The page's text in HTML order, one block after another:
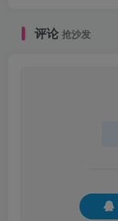
评论 抢沙发